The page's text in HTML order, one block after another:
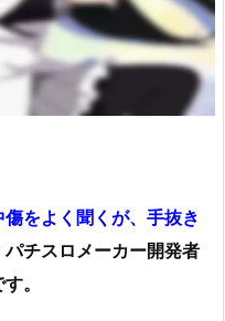
をよく聞くが、手抜き
チスロメーカー開発者
。